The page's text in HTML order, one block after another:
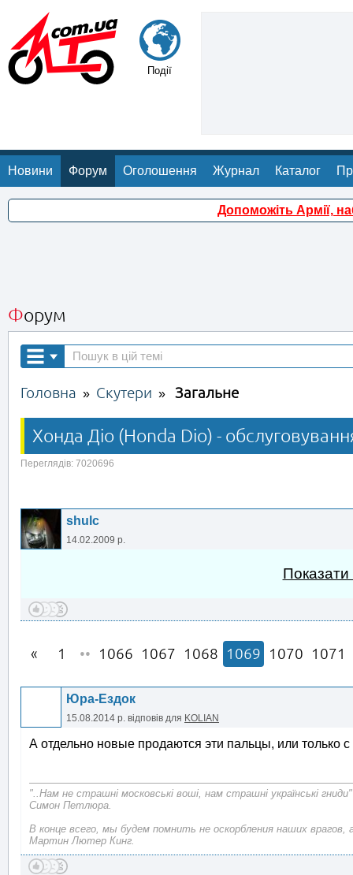
Події
Новини Форум Оголошення Журнал Каталог
Допоможіть Армії,
Форум
Головна » Скутери » Загальне
Хонда Діо (Honda Dio) -
Переглядів: 7020696
shulc
14.02.2009 р.
Показати
1 •• 1066 1067 1068 1069 1070 1071
Юра-Ездок
15.08.2014 р. відповів для KOLIAN
А отдельно новые продаются эти пальцы, или только
"..Нам не страшні московські воші, нам страшні українські гниди"
Симон Петлюра.
В конце всего, мы будем помнить не оскорбления наших врагов,
Мартин Лютер Кинг.